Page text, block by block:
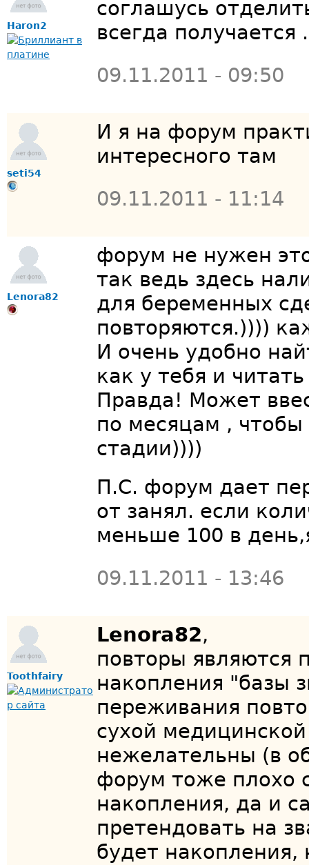
Haron2
соглашусь
всегда получается .
09.11.2011 - 09:50
seti54
И я на форум
интересного там
09.11.2011 - 11:14
Lenora82
форум не нужен
так ведь здесь
для беременных
повторяются.))))
И очень удобно
как у тебя и
Правда! Может
по месяцам , чтобы
стадии))))
П.С. форум дает
от занял. если
меньше 100 в
09.11.2011 - 13:46
Toothfairy
Lenora82,
повторы являются
накопления "базы
переживания
сухой
нежелательны (в
форум тоже плохо
накопления, да и
претендовать на
будет